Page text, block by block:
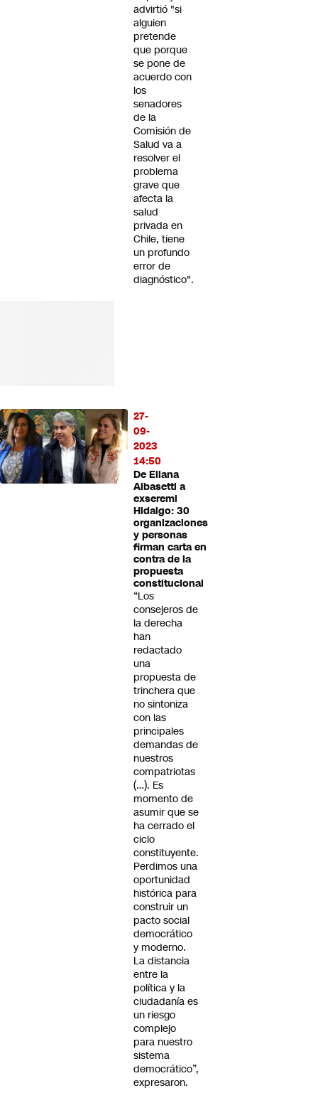
advirtió "si
alguien
pretende
que porque
se pone de
acuerdo con
los
senadores
de la
Comisión de
Salud va a
resolver el
problema
grave que
afecta la
salud
privada en
Chile, tiene
un profundo
error de
diagnóstico".
27-
09-
2023
14:50
De Eliana
Albasetti a
exseremi
Hidalgo: 30
organizaciones
y personas
firman carta en
contra de la
propuesta
constitucional
“Los
consejeros de
la derecha
han
redactado
una
propuesta de
trinchera que
no sintoniza
con las
principales
demandas de
nuestros
compatriotas
(…). Es
momento de
asumir que se
ha cerrado el
ciclo
constituyente.
Perdimos una
oportunidad
histórica para
construir un
pacto social
democrático
y moderno.
La distancia
entre la
política y la
ciudadanía es
un riesgo
complejo
para nuestro
sistema
democrático”,
expresaron.